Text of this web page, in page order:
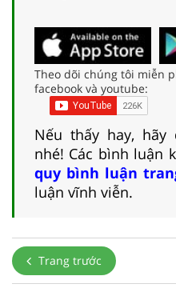
Theo dõi chúng tôi miễn
facebook và youtube:
Nếu thấy hay,
nhé! Các bình luận
quy bình luận
luận vĩnh viễn.
Trang trước